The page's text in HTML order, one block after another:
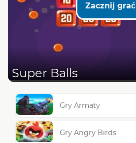
Zacznij grać
Super Balls
Gry Armaty
Gry Angry Birds